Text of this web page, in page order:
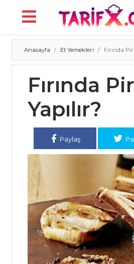
Anasayfa Et Yemekleri Fırında
Fırında
Yapılır?
Paylaş